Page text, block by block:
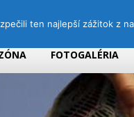
FOTOGALÉRIA
ten najlepší zážitok z